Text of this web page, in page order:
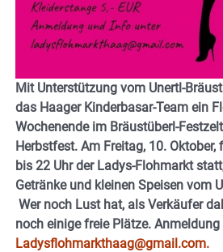
Mit Unterstützung vom Unertl-
das Haager Kinderbasar-Team ein
Wochenende im Bräustüberl-
Herbstfest. Am Freitag, 10.
bis 22 Uhr der Ladys-Flohmarkt
Getränke und kleinen Speisen vom
Wer noch Lust hat, als Verkäufer
noch einige freie Plätze. Anmeldung
Ladysflohmarkthaag@gmail.com.